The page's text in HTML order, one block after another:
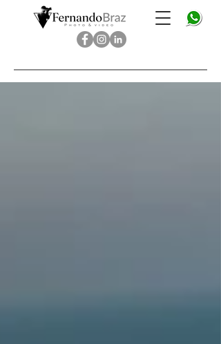
Fernando Braz - photo &
Londres